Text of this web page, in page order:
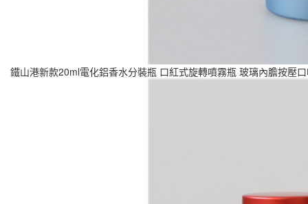
鐵山港新款20ml電化鋁香水分裝瓶 口紅式旋轉噴霧瓶 玻璃內膽按壓